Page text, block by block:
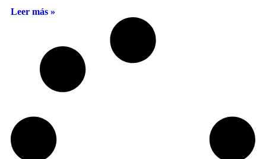
Leer más »